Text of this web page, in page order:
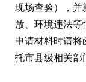
现场查验），并
放、环境违法等
申请材料时请将
托市县级相关部